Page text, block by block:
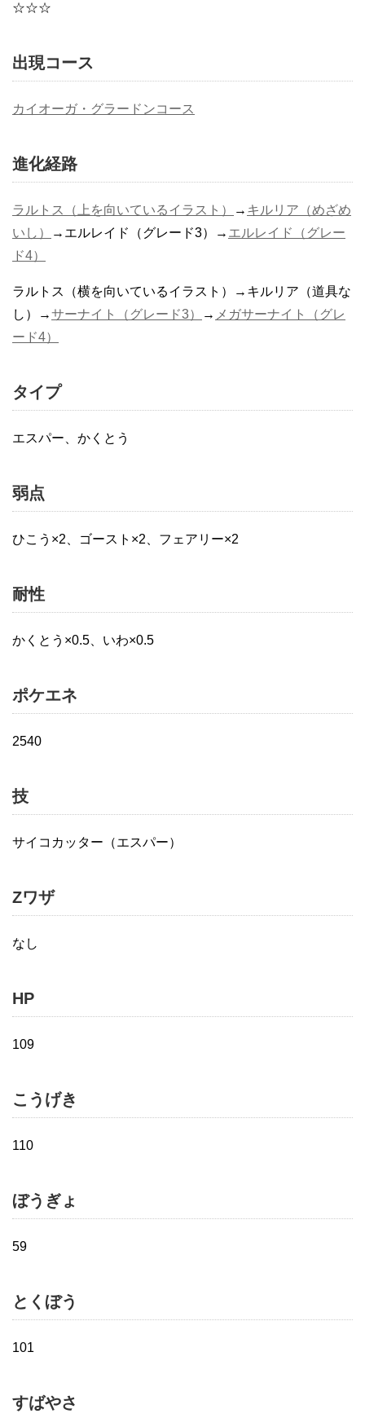
☆☆☆
出現コース
カイオーガ・グラードンコース
進化経路
ラルトス（上を向いているイラスト） → キルリア（めざめ
いし）
→エルレイド（グレード3）→ エルレイド（グレー
ド4）
ラルトス（横を向いているイラスト）→キルリア（道具な
し）→サーナイト（グレード3） → メガサーナイト（グレ
ード4）
タイプ
エスパー、かくとう
弱点
ひこう×2、ゴースト×2、フェアリー×2
耐性
かくとう×0.5、いわ×0.5
ポケエネ
2540
技
サイコカッター（エスパー）
Zワザ
なし
HP
109
こうげき
110
ぼうぎょ
59
とくぼう
101
すばやさ